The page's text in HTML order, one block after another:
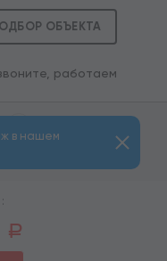
ОБЪЕКТА
работаем
a
в нашем